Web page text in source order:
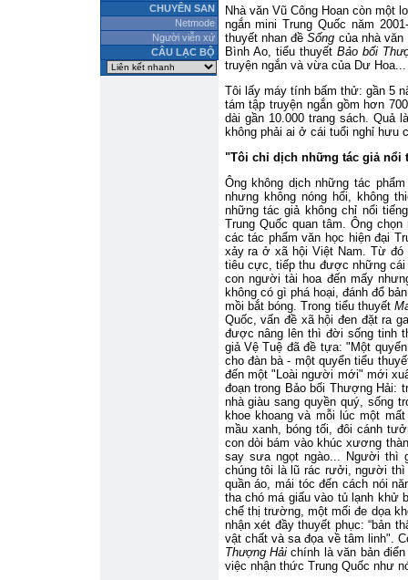
CHUYÊN SAN
Netmode
Người viễn xứ
CÂU LẠC BỘ
Nhà văn Vũ Công Hoan còn một
ngắn mini Trung Quốc năm
thuyết nhan đềSống của nhà
Bình Ao, tiểu thuyết Bảo bối
truyện ngắn và vừa của Dư Hoa...
Tôi lấy máy tính bấm thử: gần 5
tám tập truyện ngắn gồm hơn
dài gần 10.000 trang sách. Quả
không phải ai ở cái tuổi nghỉ hưu
"Tôi chỉ dịch những tác giả nổi
Ông không dịch những tác
nhưng không nóng hổi, không
những tác giả không chỉ nổi
Trung Quốc quan tâm. Ông
các tác phẩm văn học hiện đại
xảy ra ở xã hội Việt Nam. Từ
tiêu cực, tiếp thu được những
con người tài hoa đến mấy
không có gì phá hoại, đánh đổ
mồi bắt bóng. Trong tiểu thuyết
Quốc, vấn đề xã hội đen đặt ra
được nâng lên thì đời sống tinh
giả Vệ Tuệ đã đề tựa: "Một
cho đàn bà - một quyển tiểu
đến một "Loài người mới" mới
đoạn trong Bảo bối Thượng Hải:
nhà giàu sang quyền quý, sống
khoe khoang và mỗi lúc một
mầu xanh, bóng tối, đôi cánh
con dòi bám vào khúc xương
say sưa ngọt ngào... Người thì
chúng tôi là lũ rác rưởi, người
quần áo, mái tóc đến cách nói
tha chó má giấu vào tủ lạnh khử
chế thị trường, một mối đe dọa
nhận xét đầy thuyết phục: “bản
vật chất và sa đọa về tâm linh".
Thượng Hảichính là văn bản điển
việc nhận thức Trung Quốc như